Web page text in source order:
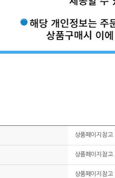
상품페이지 참고
상품페이지 참고
상품페이지 참고